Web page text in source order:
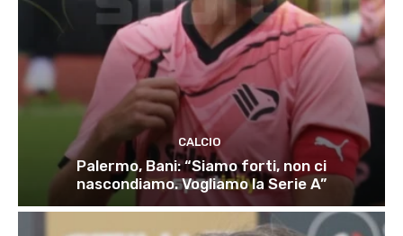
CALCIO
Palermo, Bani: “Siamo forti, non ci
nascondiamo. Vogliamo la Serie A”